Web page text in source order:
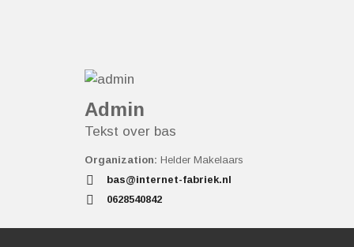
admin
Tekst over bas
Organization: Helder Makelaars
bas@internet-fabriek.nl
0628540842